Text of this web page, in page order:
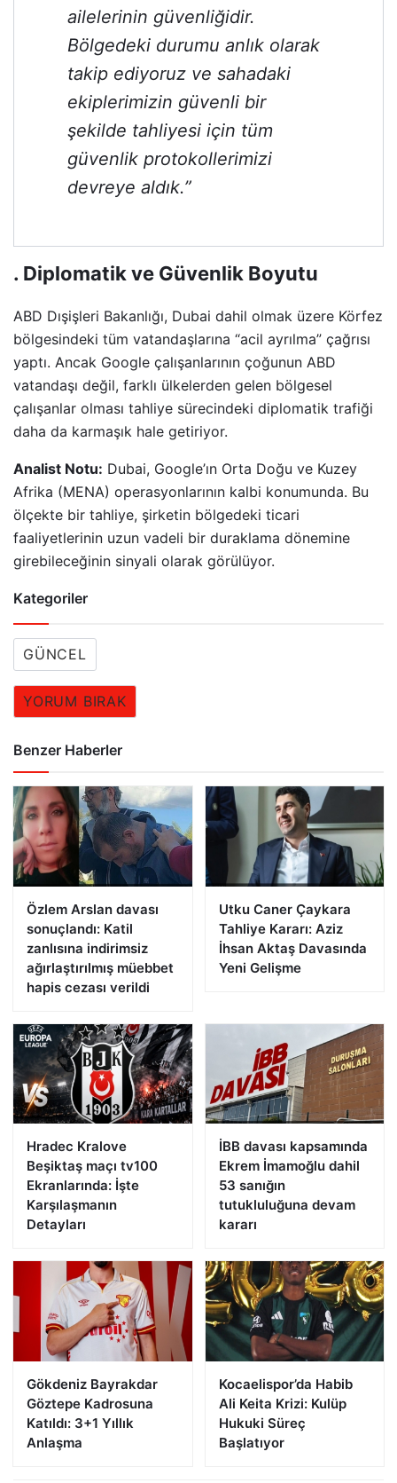
ailelerinin güvenliğidir.
Bölgedeki durumu anlık olarak
takip ediyoruz ve sahadaki
ekiplerimizin güvenli bir
şekilde tahliyesi için tüm
güvenlik protokollerimizi
devreye aldık.”
. Diplomatik ve Güvenlik Boyutu
ABD Dışişleri Bakanlığı, Dubai dahil olmak üzere Körfez
bölgesindeki tüm vatandaşlarına “acil ayrılma” çağrısı
yaptı. Ancak Google çalışanlarının çoğunun ABD
vatandaşı değil, farklı ülkelerden gelen bölgesel
çalışanlar olması tahliye sürecindeki diplomatik trafiği
daha da karmaşık hale getiriyor.
Analist Notu: Dubai, Google’ın Orta Doğu ve Kuzey
Afrika (MENA) operasyonlarının kalbi konumunda. Bu
ölçekte bir tahliye, şirketin bölgedeki ticari
faaliyetlerinin uzun vadeli bir duraklama dönemine
girebileceğinin sinyali olarak görülüyor.
Kategoriler
GÜNCEL
YORUM BIRAK
Benzer Haberler
Özlem Arslan davası
sonuçlandı: Katil
zanlısına indirimsiz
ağırlaştırılmış müebbet
hapis cezası verildi
Utku Caner Çaykara
Tahliye Kararı: Aziz
İhsan Aktaş Davasında
Yeni Gelişme
Hradec Kralove
Beşiktaş maçı tv100
Ekranlarında: İşte
Karşılaşmanın
Detayları
İBB davası kapsamında
Ekrem İmamoğlu dahil
53 sanığın
tutukluluğuna devam
kararı
Gökdeniz Bayrakdar
Göztepe Kadrosuna
Katıldı: 3+1 Yıllık
Anlaşma
Kocaelispor’da Habib
Ali Keita Krizi: Kulüp
Hukuki Süreç
Başlatıyor